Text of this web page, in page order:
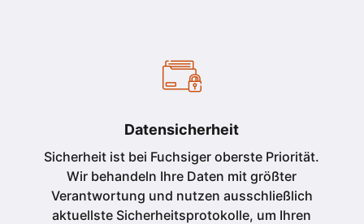
Datensicherheit
Sicherheit ist bei Fuchsiger oberste Priorität.
Wir behandeln Ihre Daten mit größter
Verantwortung und nutzen ausschließlich
aktuellste Sicherheitsprotokolle, um Ihren